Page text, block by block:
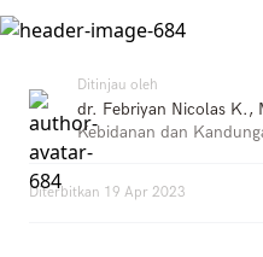
Ditinjau oleh
dr. Febriyan Nicolas K.,
Kebidanan dan
Diterbitkan 19 Apr 2023